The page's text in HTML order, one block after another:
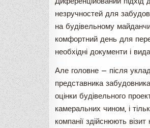
незручностей для
на будівельному
комфортний день для
необхідні документи і
Але головне — після
представника
оцінки будівельного
камеральних чином, і
компанії здійснюють